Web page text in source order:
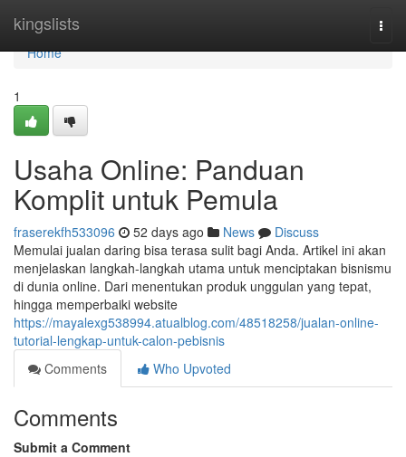
kingslists
Home
Home
1
Usaha Online: Panduan
Komplit untuk Pemula
fraserekfh533096 52 days ago News
Discuss
Memulai jualan daring bisa terasa sulit bagi Anda. Artikel ini akan
menjelaskan langkah-langkah utama untuk menciptakan bisnismu
di dunia online. Dari menentukan produk unggulan yang tepat,
hingga memperbaiki website
https://mayalexg538994.atualblog.com/48518258/jualan-online-
tutorial-lengkap-untuk-calon-pebisnis
Comments
Who Upvoted
Comments
Submit a Comment